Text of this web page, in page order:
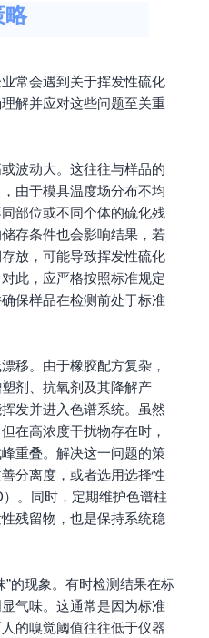
略
常会遇到关于挥发性硫化
解并应对这些问题至关重
波动大。这往往与样品的
由于模具温度场分布不均
部位或不同个体的硫化残
存条件也会影响结果，若
放，可能导致挥发性硫化
此，应严格按照标准规定
保样品在检测前处于标准
移。由于橡胶配方复杂，
剂、抗氧剂及其降解产
发并进入色谱系统。虽然
在高浓度干扰物存在时，
重叠。解决这一问题的策
分离度，或者选用选择性
。同时，定期维护色谱柱
残留物，也是保持系统稳
的现象。有时检测结果在标
气味。这通常是因为标准
的嗅觉阈值往往低于仪器